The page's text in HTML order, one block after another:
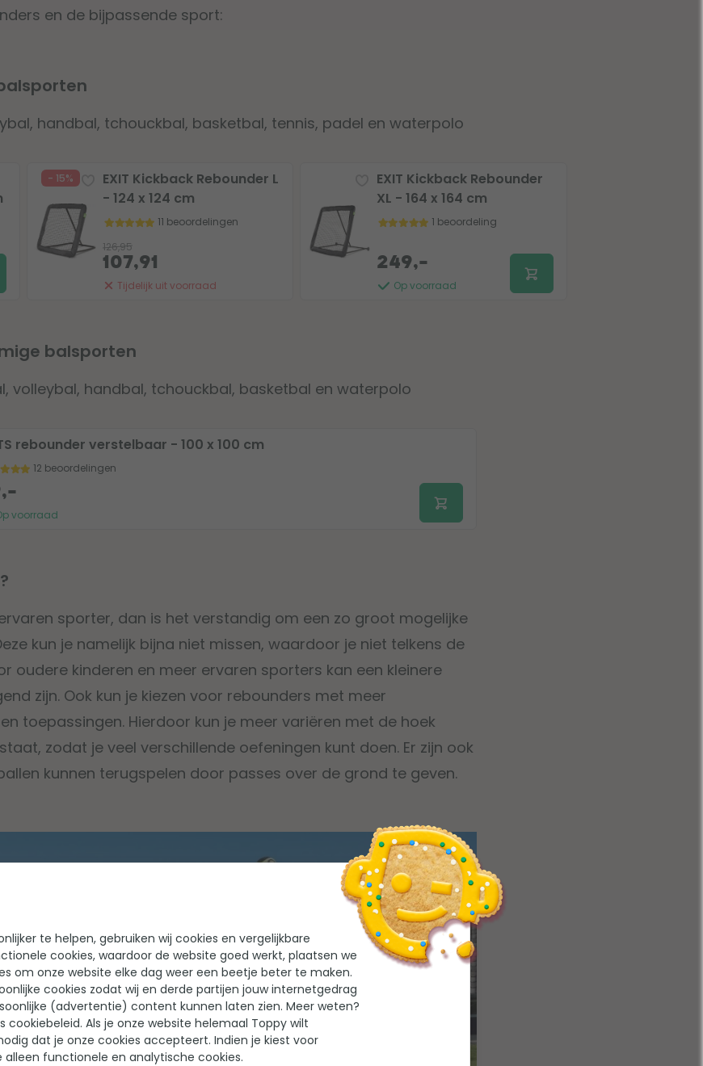
en de bijpassende sport:
handbal, tchouckbal, basketbal, tennis, padel en waterpolo
- 15%
EXIT Kickback Rebounder L
- 124 x 124 cm
11 beoordelingen
Tijdelijk uit voorraad
126,95
107,91
EXIT Kickback Rebounder
XL - 164 x 164 cm
1 beoordeling
Op voorraad
249,-
balsporten
volleybal, handbal, tchouckbal, basketbal en waterpolo
rebounder verstelbaar - 100 x 100 cm
12 beoordelingen
voorraad
sporter, dan is het verstandig om een zo groot mogelijke
kun je namelijk bijna niet missen, waardoor je niet telkens de
oudere kinderen en meer ervaren sporters kan een kleinere
zijn. Ook kun je kiezen voor rebounders met meer
toepassingen. Hierdoor kun je meer variëren met de hoek
zodat je veel verschillende oefeningen kunt doen. Er zijn ook
kunnen terugspelen door passes over de grond te geven.
te helpen, gebruiken wij cookies en vergelijkbare
cookies, waardoor de website goed werkt, plaatsen we
om onze website elke dag weer een beetje beter te maken.
cookies zodat wij en derde partijen jouw internetgedrag
(advertentie) content kunnen laten zien. Meer weten?
cookiebeleid. Als je onze website helemaal Toppy wilt
dat je onze cookies accepteert. Indien je kiest voor
alleen functionele en analytische cookies.